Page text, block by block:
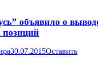
объявило о
позиций
30.07.2015Оставить